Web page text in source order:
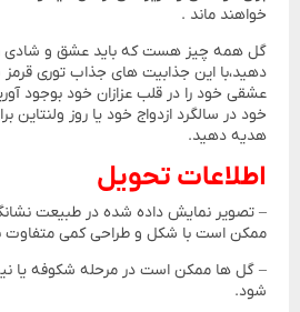
خواهند ماند .
گل همه چیز هست که باید عشق و شادی
دهید،با این جذابیت های جذاب توری
عشقی خود را در قلب عزازان خود بوجود
خود در سالگرد ازدواج خود یا روز
هدیه دهید.
اطلاعات تحویل
– تصویر نمایش داده شده در طبیعت
ممکن است با شکل و طراحی کمی متفاوت
– گل ها ممکن است در مرحله شکوفه یا
شود.